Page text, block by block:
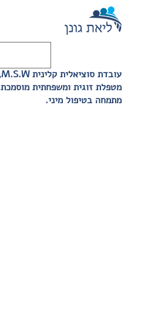
,M.S.W עובדת סוציאלית קלינית
.מטפלת זוגית ומשפחתית מוסמכת
.מתמחה בטיפול מיני